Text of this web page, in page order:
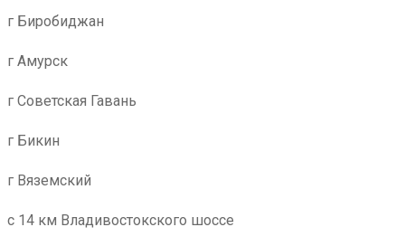
г Биробиджан
г Амурск
г Советская Гавань
г Бикин
г Вяземский
с 14 км Владивостокского шоссе